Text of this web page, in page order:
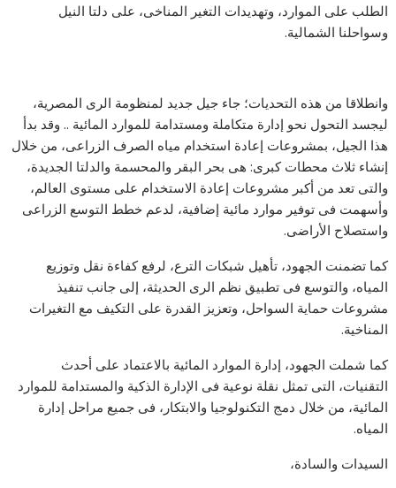
الطلب على الموارد، وتهديدات التغير المناخى، على دلتا النيل
وسواحلنا الشمالية.
وانطلاقا من هذه التحديات؛ جاء جيل جديد لمنظومة الرى المصرية،
ليجسد التحول نحو إدارة متكاملة ومستدامة للموارد المائية .. وقد بدأ
هذا الجيل، بمشروعات إعادة استخدام مياه الصرف الزراعى، من خلال
إنشاء ثلاث محطات كبرى: هى بحر البقر والمحسمة والدلتا الجديدة،
والتى تعد من أكبر مشروعات إعادة الاستخدام على مستوى العالم،
وأسهمت فى توفير موارد مائية إضافية، لدعم خطط التوسع الزراعى
واستصلاح الأراضى.
كما تضمنت الجهود، تأهيل شبكات الترع، لرفع كفاءة نقل وتوزيع
المياه، والتوسع فى تطبيق نظم الرى الحديثة، إلى جانب تنفيذ
مشروعات حماية السواحل، وتعزيز القدرة على التكيف مع التغيرات
المناخية.
كما شملت الجهود، إدارة الموارد المائية بالاعتماد على أحدث
التقنيات، التى تمثل نقلة نوعية فى الإدارة الذكية والمستدامة للموارد
المائية، من خلال دمج التكنولوجيا والابتكار، فى جميع مراحل إدارة
المياه.
السيدات والسادة،